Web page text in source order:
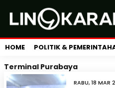
HOME POLITIK &
Terminal Purabaya
RABU, 18 MAR